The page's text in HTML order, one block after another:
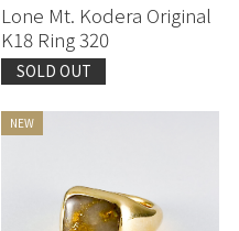
Lone Mt. Kodera Original
K18 Ring 320
SOLD OUT